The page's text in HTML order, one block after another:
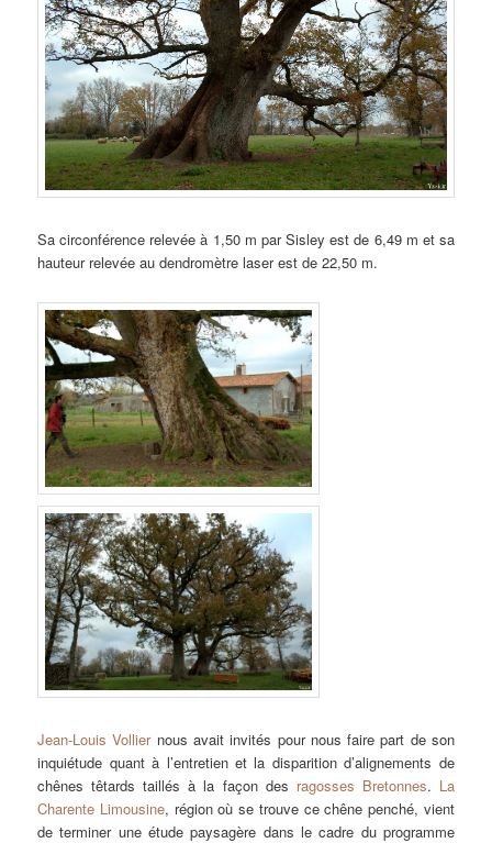
Sa circonférence relevée à 1,50 m par Sisley est de 6,49 m et sa
hauteur relevée au dendromètre laser est de 22,50 m.
Jean-Louis Volliernous avait invités pour nous faire part de son
inquiétude quant à l’entretien et la disparition d’alignements de
chênes têtards taillés à la façon des ragosses Bretonnes. La
Charente Limousine, région où se trouve ce chêne penché, vient
de terminer une étude paysagère dans le cadre du programme